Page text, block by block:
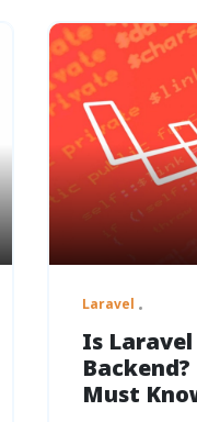
Laravel
Is
Must